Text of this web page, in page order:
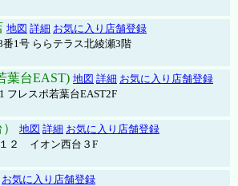
地図 詳細 お気に入り店舗登録
1号 ららテラス北綾瀬3階
葉台EAST) 地図 詳細 お気に入り店舗登録
フレスポ若葉台EAST2F
地図 詳細 お気に入り店舗登録
２ イオン西台３F
お気に入り店舗登録